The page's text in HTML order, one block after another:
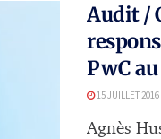
Audit /
PwC
15 JUILLET 2016
Agnès